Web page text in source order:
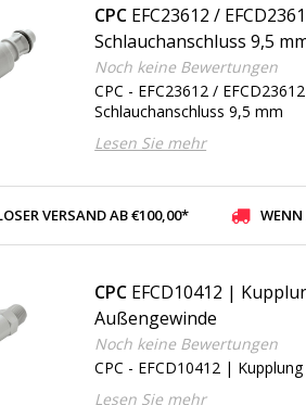
CPC EFC23612 /
Schlauchanschluss 9,5
Noch keine Bewertungen
CPC - EFC23612 /
Schlauchanschluss 9,5 mm
Lesen Sie mehr
VERSAND AB €100,00* WENN AUF
CPC EFCD10412 |
Außengewinde
Noch keine Bewertungen
CPC - EFCD10412 |
Lesen Sie mehr